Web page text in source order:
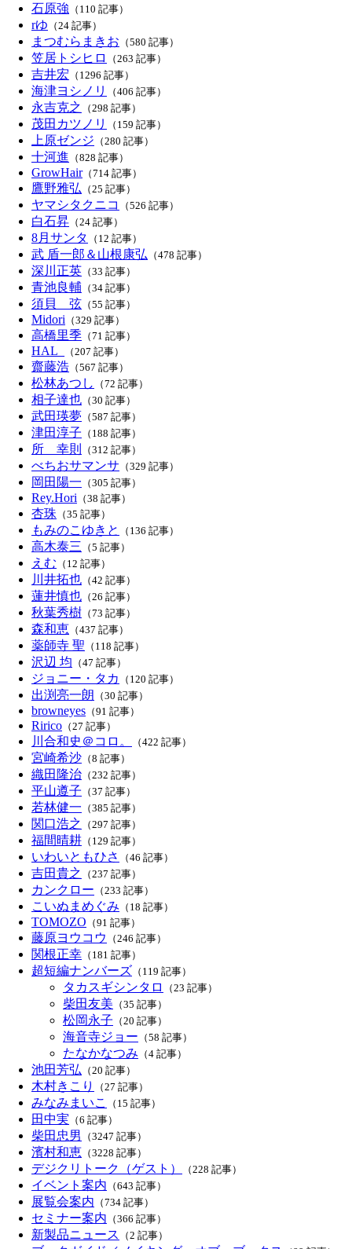
石原強 （110 記事）
rゆ （24 記事）
まつむらまきお （580 記事）
笠居トシヒロ （263 記事）
吉井宏 （1296 記事）
海津ヨシノリ （406 記事）
永吉克之 （298 記事）
茂田カツノリ （159 記事）
上原ゼンジ （280 記事）
十河進 （828 記事）
GrowHair（714 記事）
鷹野雅弘 （25 記事）
ヤマシタクニコ （526 記事）
白石昇 （24 記事）
8月サンタ （12 記事）
武 盾一郎＆山根康弘 （478 記事）
深川正英 （33 記事）
青池良輔 （34 記事）
須貝 弦 （55 記事）
Midori （329 記事）
高橋里季 （71 記事）
HAL_ （207 記事）
齋藤浩 （567 記事）
松林あつし （72 記事）
相子達也 （30 記事）
武田瑛夢 （587 記事）
津田淳子 （188 記事）
所 幸則 （312 記事）
べちおサマンサ （329 記事）
岡田陽一 （305 記事）
Rey.Hori （38 記事）
杏珠 （35 記事）
もみのこゆきと （136 記事）
高木泰三 （5 記事）
えむ （12 記事）
川井拓也 （42 記事）
蓮井慎也 （26 記事）
秋葉秀樹 （73 記事）
森和恵 （437 記事）
薬師寺 聖 （118 記事）
沢辺 均 （47 記事）
ジョニー・タカ （120 記事）
出渕亮一朗 （30 記事）
browneyes （91 記事）
Ririco （27 記事）
川合和史＠コロ。 （422 記事）
宮崎希沙 （8 記事）
織田隆治 （232 記事）
平山遵子 （37 記事）
若林健一 （385 記事）
関口浩之 （297 記事）
福間晴耕 （129 記事）
いわいともひさ （46 記事）
吉田貴之 （237 記事）
カンクロー （233 記事）
こいぬまめぐみ （18 記事）
TOMOZO （91 記事）
藤原ヨウコウ （246 記事）
関根正幸 （181 記事）
超短編ナンバーズ （119 記事）
タカスギシンタロ （23 記事）
柴田友美 （35 記事）
松岡永子 （20 記事）
海音寺ジョー （58 記事）
たなかなつみ （4 記事）
池田芳弘 （20 記事）
木村きこり （27 記事）
みなみまいこ （15 記事）
田中実 （6 記事）
柴田忠男 （3247 記事）
濱村和恵 （3228 記事）
デジクリトーク（ゲスト） （228 記事）
イベント案内 （643 記事）
展覧会案内 （734 記事）
セミナー案内 （366 記事）
新製品ニュース （2 記事）